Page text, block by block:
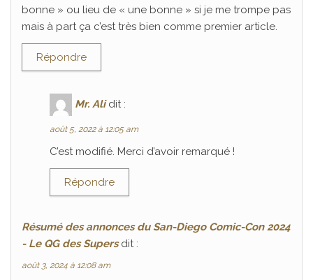
bonne » ou lieu de « une bonne » si je me trompe pas
mais à part ça c’est très bien comme premier article.
Répondre
Mr. Ali dit :
août 5, 2022 à 12:05 am
C’est modifié. Merci d’avoir remarqué !
Répondre
Résumé des annonces du San-Diego Comic-Con 2024
- Le QG des Supers dit :
août 3, 2024 à 12:08 am